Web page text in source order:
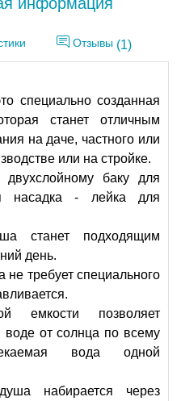
Отзывы (1)
специально созданная
станет отличным
на даче, частного или
или на стройке.
баку для
насадка - лейка для
станет подходящим
день.
требует специального
емкости позволяет
воде от солнца по всему
вода одной
набирается через